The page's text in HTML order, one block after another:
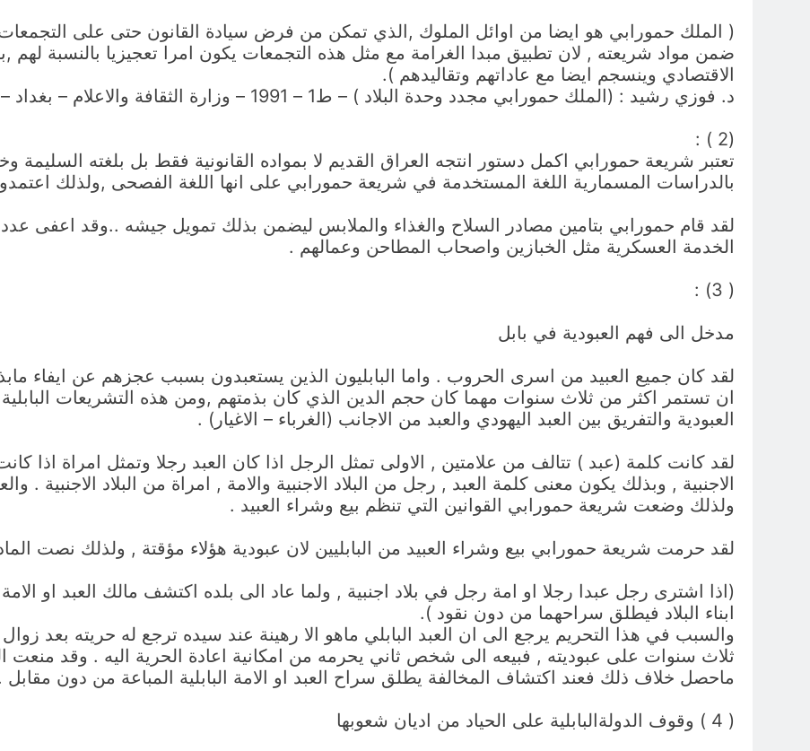
( الملك حمورابي هو ايضا من اوائل الملوك ,الذي تمكن من فرض سيادة القانون حتى على
ضمن مواد شريعته , لان تطبيق مبدا الغرامة مع مثل هذه التجمعات يكون امرا تعجيزيا بالنسبة
الاقتصادي وينسجم ايضا مع عاداتهم وتقاليدهم ).
د. فوزي رشيد : (الملك حمورابي مجدد وحدة البلاد ) – ط1 – 1991 – وزارة الثقافة والاعلام – بغداد – العراق .
(2 ) :
تعتبر شريعة حمورابي اكمل دستور انتجه العراق القديم لا بمواده القانونية فقط بل بلغته السليمة
بالدراسات المسمارية اللغة المستخدمة في شريعة حمورابي على انها اللغة الفصحى ,ولذلك
لقد قام حمورابي بتامين مصادر السلاح والغذاء والملابس ليضمن بذلك تمويل جيشه ..وقد اعفى
الخدمة العسكرية مثل الخبازين واصحاب المطاحن وعمالهم .
( 3) :
مدخل الى فهم العبودية في بابل
لقد كان جميع العبيد من اسرى الحروب . واما البابليون الذين يستعبدون بسبب عجزهم عن ايفاء
ان تستمر اكثر من ثلاث سنوات مهما كان حجم الدين الذي كان بذمتهم ,ومن هذه التشريعات
العبودية والتفريق بين العبد اليهودي والعبد من الاجانب (الغرباء – الاغيار) .
لقد كانت كلمة (عبد ) تتالف من علامتين , الاولى تمثل الرجل اذا كان العبد رجلا وتمثل امراة اذا كانت
الاجنبية , وبذلك يكون معنى كلمة العبد , رجل من البلاد الاجنبية والامة , امراة من البلاد الاجنبية .
ولذلك وضعت شريعة حمورابي القوانين التي تنظم بيع وشراء العبيد .
لقد حرمت شريعة حمورابي بيع وشراء العبيد من البابليين لان عبودية هؤلاء مؤقتة , ولذلك نصت المادة ( 280 ) على
(اذا اشترى رجل عبدا رجلا او امة رجل في بلاد اجنبية , ولما عاد الى بلده اكتشف مالك العبد او
ابناء البلاد فيطلق سراحهما من دون نقود ).
والسبب في هذا التحريم يرجع الى ان العبد البابلي ماهو الا رهينة عند سيده ترجع له حريته بعد
ثلاث سنوات على عبوديته , فبيعه الى شخص ثاني يحرمه من امكانية اعادة الحرية اليه . وقد منعت
ماحصل خلاف ذلك فعند اكتشاف المخالفة يطلق سراح العبد او الامة البابلية المباعة من دون مقابل
( 4 ) وقوف الدولةالبابلية على الحياد من اديان شعوبها